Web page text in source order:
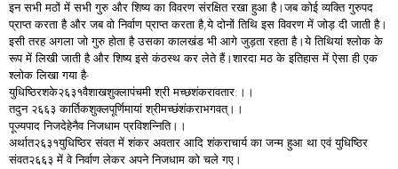
इन सभी मठों में सभी गुरु और शिष्य का विवरण संरक्षित रखा हुआ है।जब कोई व्यक्ति गुरुपद
प्राप्त करता है और जब वो निर्वाण प्राप्त करता है,ये दोनों तिथि इस विवरण में जोड़ दी जाती है।
इसी तरह अगला जो गुरु होता है उसका कालखंड भी आगे जुड़ता रहता है।ये तिथियां श्लोक के
रूप में लिखी जाती है और शिष्य इसे कंठस्थ कर लेते हैं।शारदा मठ के इतिहास में ऐसा ही एक
श्लोक लिखा गया है-
युधिष्ठिरशके२६३१वैशाखशुक्लापंचमी श्री मच्छशंकरावतार:।।
तदुन २६६३ कार्तिकशुक्लपूर्णिमायां श्रीमच्छंशंकराभगवत्।।
पूज्यपाद निजदेहेनैव निजधाम प्रविशन्निति।।
अर्थात२६३१युधिष्ठिर संवत में शंकर अवतार आदि शंकराचार्य का जन्म हुआ था एवं युधिष्ठिर
संवत२६६३ में वे निर्वाण लेकर अपने निजधाम को चले गए।